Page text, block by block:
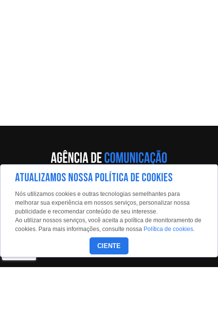
Av. Eng. Caetano Álvares, 55 - 5º andar
Limão, São Paulo, 02598-900
Contato:
estadaoconteudo@estadao.com
(11)99350-0439
ATUALIZAMOS NOSSA POLÍTICA DE COOKIES
Nós utilizamos cookies e outras tecnologias semelhantes para
melhorar sua experiência em nossos serviços, personalizar nossa
publicidade e recomendar conteúdo de seu interesse.
Ao utilizar nossos serviços, você aceita a política de monitoramento de
cookies. Para mais informações, consulte nossa Política de cookies.
CIENTE